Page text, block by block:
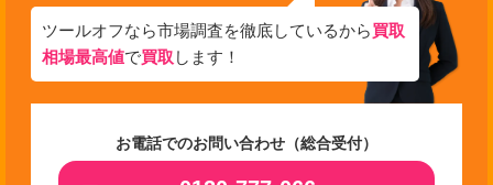
ツールオフなら市場調査を徹底しているから買取
相場最高値で買取 します！
お電話でのお問い合わせ（総合受付）